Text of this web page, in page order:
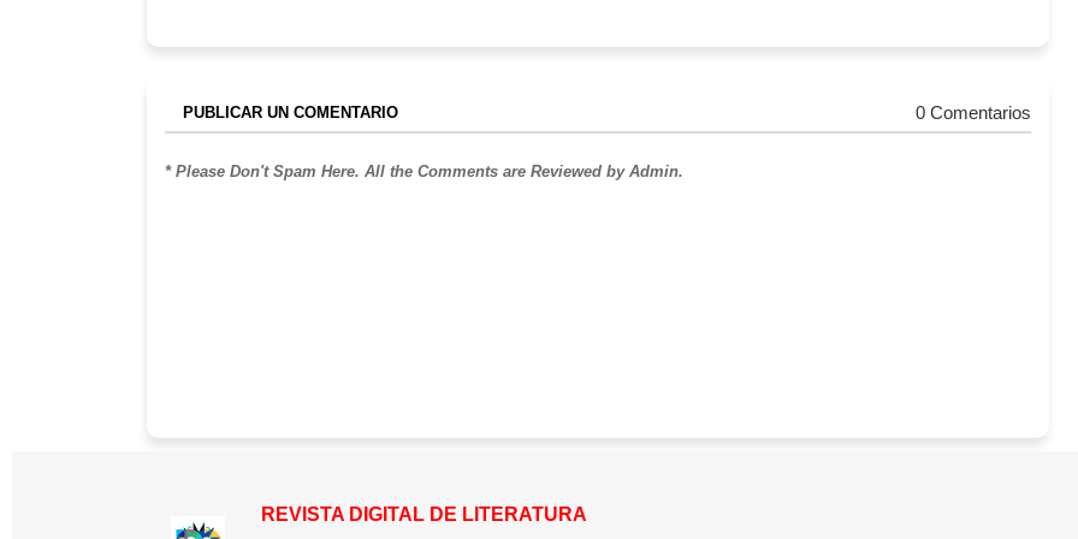
PUBLICAR UN COMENTARIO 0 Comentarios
* Please Don't Spam Here. All the Comments are Reviewed by Admin.
REVISTA DIGITAL DE LITERATURA